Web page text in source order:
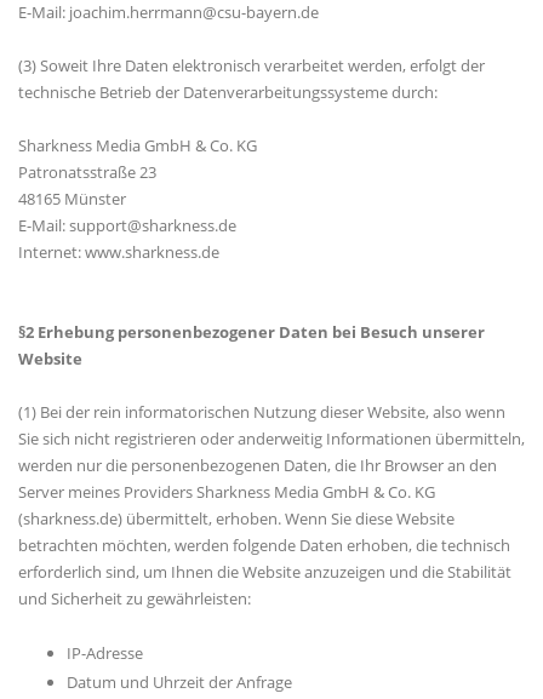
E-Mail: joachim.herrmann@csu-bayern.de
(3) Soweit Ihre Daten elektronisch verarbeitet werden, erfolgt der
technische Betrieb der Datenverarbeitungssysteme durch:
Sharkness Media GmbH & Co. KG
Patronatsstraße 23
48165 Münster
E-Mail: support@sharkness.de
Internet: www.sharkness.de
§2 Erhebung personenbezogener Daten bei Besuch unserer
Website
(1) Bei der rein informatorischen Nutzung dieser Website, also wenn
Sie sich nicht registrieren oder anderweitig Informationen übermitteln,
werden nur die personenbezogenen Daten, die Ihr Browser an den
Server meines Providers Sharkness Media GmbH & Co. KG
(sharkness.de) übermittelt, erhoben. Wenn Sie diese Website
betrachten möchten, werden folgende Daten erhoben, die technisch
erforderlich sind, um Ihnen die Website anzuzeigen und die Stabilität
und Sicherheit zu gewährleisten:
IP-Adresse
Datum und Uhrzeit der Anfrage